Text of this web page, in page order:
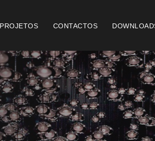
PROJETOS CONTACTOS
Documentos
Considerações Gerais
Certificação SGQ ISO 9001